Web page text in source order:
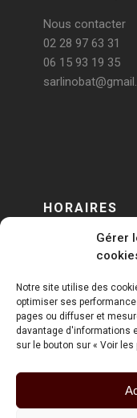
Gérer
Notre site utilise des
optimiser ses
pages ou diffuser et
davantage d'informations
sur le bouton sur « Voir les
Nous contacter
02 28 97 63 31
06 15 93 19 35
HORAIRES
DU LUNDI AU